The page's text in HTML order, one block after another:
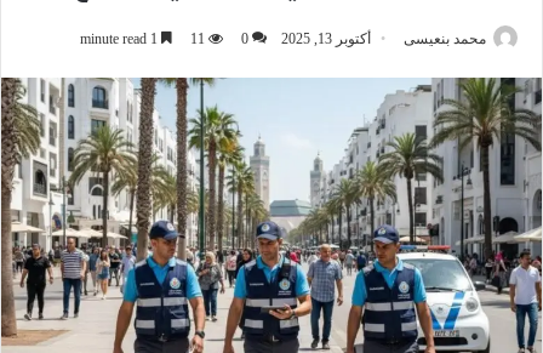
محمد بنعيسى أكتوبر 13, 2025 0
11